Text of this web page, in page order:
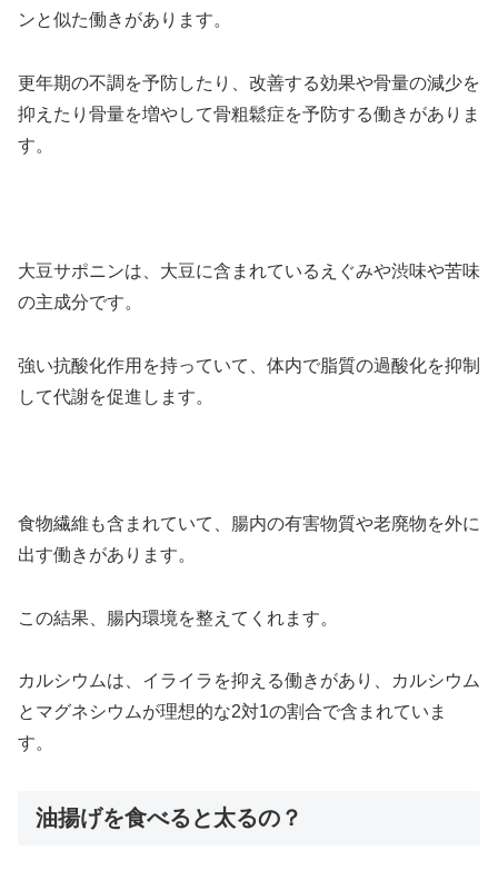
ンと似た働きがあります。
更年期の不調を予防したり、改善する効果や骨量の減少を
抑えたり骨量を増やして骨粗鬆症を予防する働きがありま
す。
大豆サポニンは、大豆に含まれているえぐみや渋味や苦味
の主成分です。
強い抗酸化作用を持っていて、体内で脂質の過酸化を抑制
して代謝を促進します。
食物繊維も含まれていて、腸内の有害物質や老廃物を外に
出す働きがあります。
この結果、腸内環境を整えてくれます。
カルシウムは、イライラを抑える働きがあり、カルシウム
とマグネシウムが理想的な2対1の割合で含まれていま
す。
油揚げを食べると太るの？